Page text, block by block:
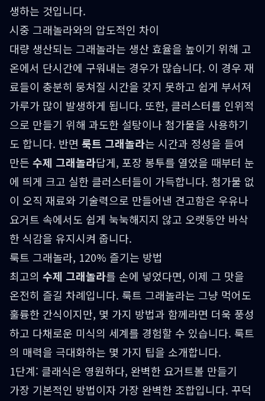
생하는 것입니다.
시중 그래놀라와의 압도적인 차이
대량 생산되는 그래놀라는 생산 효율을 높이기 위해 고
온에서 단시간에 구워내는 경우가 많습니다. 이 경우 재
료들이 충분히 뭉쳐질 시간을 갖지 못하고 쉽게 부서져
가루가 많이 발생하게 됩니다. 또한, 클러스터를 인위적
으로 만들기 위해 과도한 설탕이나 첨가물을 사용하기
도 합니다. 반면 룩트 그래놀라는 시간과 정성을 들여
만든 수제 그래놀라답게, 포장 봉투를 열었을 때부터 눈
에 띄게 크고 실한 클러스터들이 가득합니다. 첨가물 없
이 오직 재료와 기술력으로 만들어낸 견고함은 우유나
요거트 속에서도 쉽게 눅눅해지지 않고 오랫동안 바삭
한 식감을 유지시켜 줍니다.
룩트 그래놀라, 120% 즐기는 방법
최고의 수제 그래놀라를 손에 넣었다면, 이제 그 맛을
온전히 즐길 차례입니다. 룩트 그래놀라는 그냥 먹어도
훌륭한 간식이지만, 몇 가지 방법과 함께라면 더욱 풍성
하고 다채로운 미식의 세계를 경험할 수 있습니다. 룩트
의 매력을 극대화하는 몇 가지 팁을 소개합니다.
1단계: 클래식은 영원하다, 완벽한 요거트볼 만들기
가장 기본적인 방법이자 가장 완벽한 조합입니다. 꾸덕